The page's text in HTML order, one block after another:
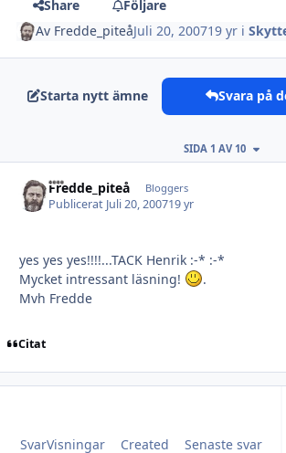
Share
Följare
Av Fredde_piteåJuli 20, 200719 yr i
Starta nytt ämne Svara på
SIDA 1 AV 10
Fredde_piteå Bloggers
Publicerat Juli 20, 200719 yr
yes yes yes!!!!...TACK Henrik :-* :-*
Mycket intressant läsning!
.
Mvh Fredde
Citat
SvarVisningar Created Senaste svar